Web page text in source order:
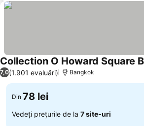
Collection O Howard Square
7,0(1.901 evaluări) Bangkok
Din 78 lei
Vedeți prețurile de la 7 site-uri